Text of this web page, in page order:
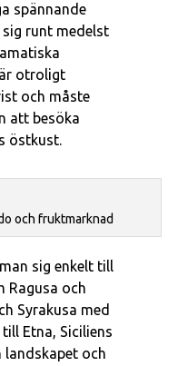
spännande
runt medelst
otroligt
och måste
att besöka
östkust.
och fruktmarknad
sig enkelt till
Ragusa och
Syrakusa med
Etna, Siciliens
och